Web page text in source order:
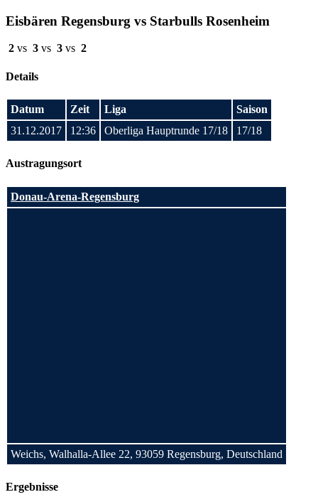
Eisbären Regensburg vs Starbulls Rosenheim
2 vs 3 vs 3 vs 2
Details
Datum Zeit Liga
Saison
31.12.2017
12:36 Oberliga Hauptrunde 17/18 17/18
Austragungsort
Donau-Arena-Regensburg
Weichs, Walhalla-Allee 22, 93059 Regensburg, Deutschland
Ergebnisse